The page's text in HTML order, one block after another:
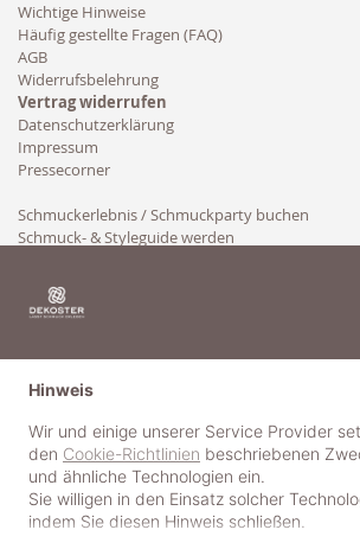
Wichtige Hinweise
Häufig gestellte Fragen (FAQ)
AGB
Widerrufsbelehrung
Vertrag widerrufen
Datenschutzerklärung
Impressum
Pressecorner
Schmuckerlebnis / Schmuckparty buchen
Schmuck- & Styleguide werden
Hinweis
Wir und einige unserer Service Provider
den Cookie-Richtlinien beschriebenen
und ähnliche Technologien ein.
Sie willigen in den Einsatz solcher
indem Sie diesen Hinweis schließen.